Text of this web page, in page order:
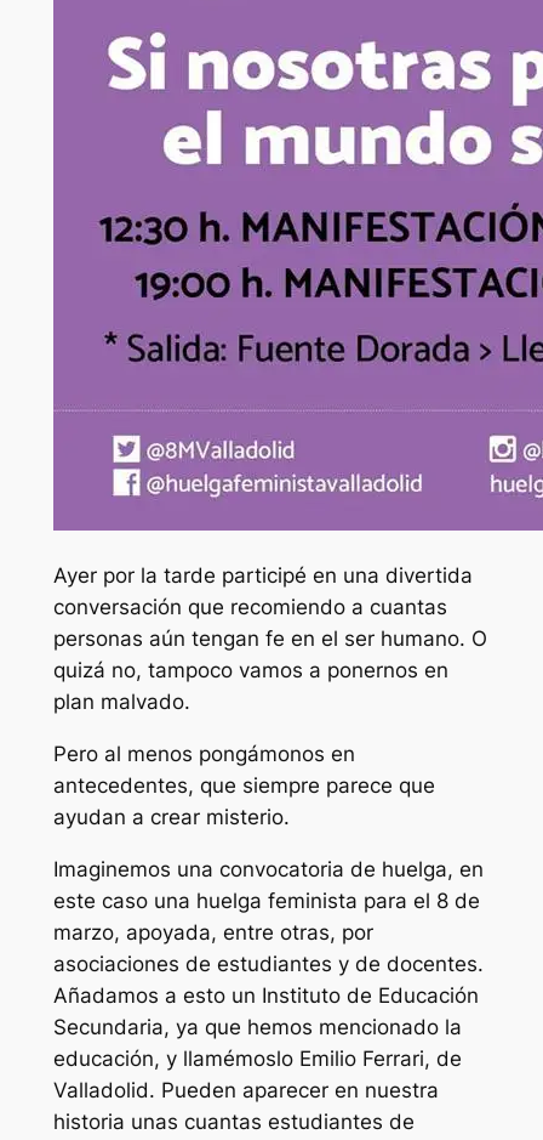
Ayer por la tarde participé en una divertida
conversación que recomiendo a cuantas
personas aún tengan fe en el ser humano. O
quizá no, tampoco vamos a ponernos en
plan malvado.
Pero al menos pongámonos en
antecedentes, que siempre parece que
ayudan a crear misterio.
Imaginemos una convocatoria de huelga, en
este caso una huelga feminista para el 8 de
marzo, apoyada, entre otras, por
asociaciones de estudiantes y de docentes.
Añadamos a esto un Instituto de Educación
Secundaria, ya que hemos mencionado la
educación, y llamémoslo Emilio Ferrari, de
Valladolid. Pueden aparecer en nuestra
historia unas cuantas estudiantes de